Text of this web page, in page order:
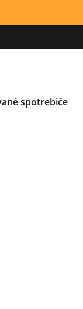
spotrebiče